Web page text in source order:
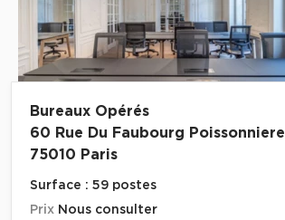
Bureaux Opérés
60 Rue Du Faubourg Poissonniere
75010 Paris
Surface : 59 postes
Prix Nous consulter